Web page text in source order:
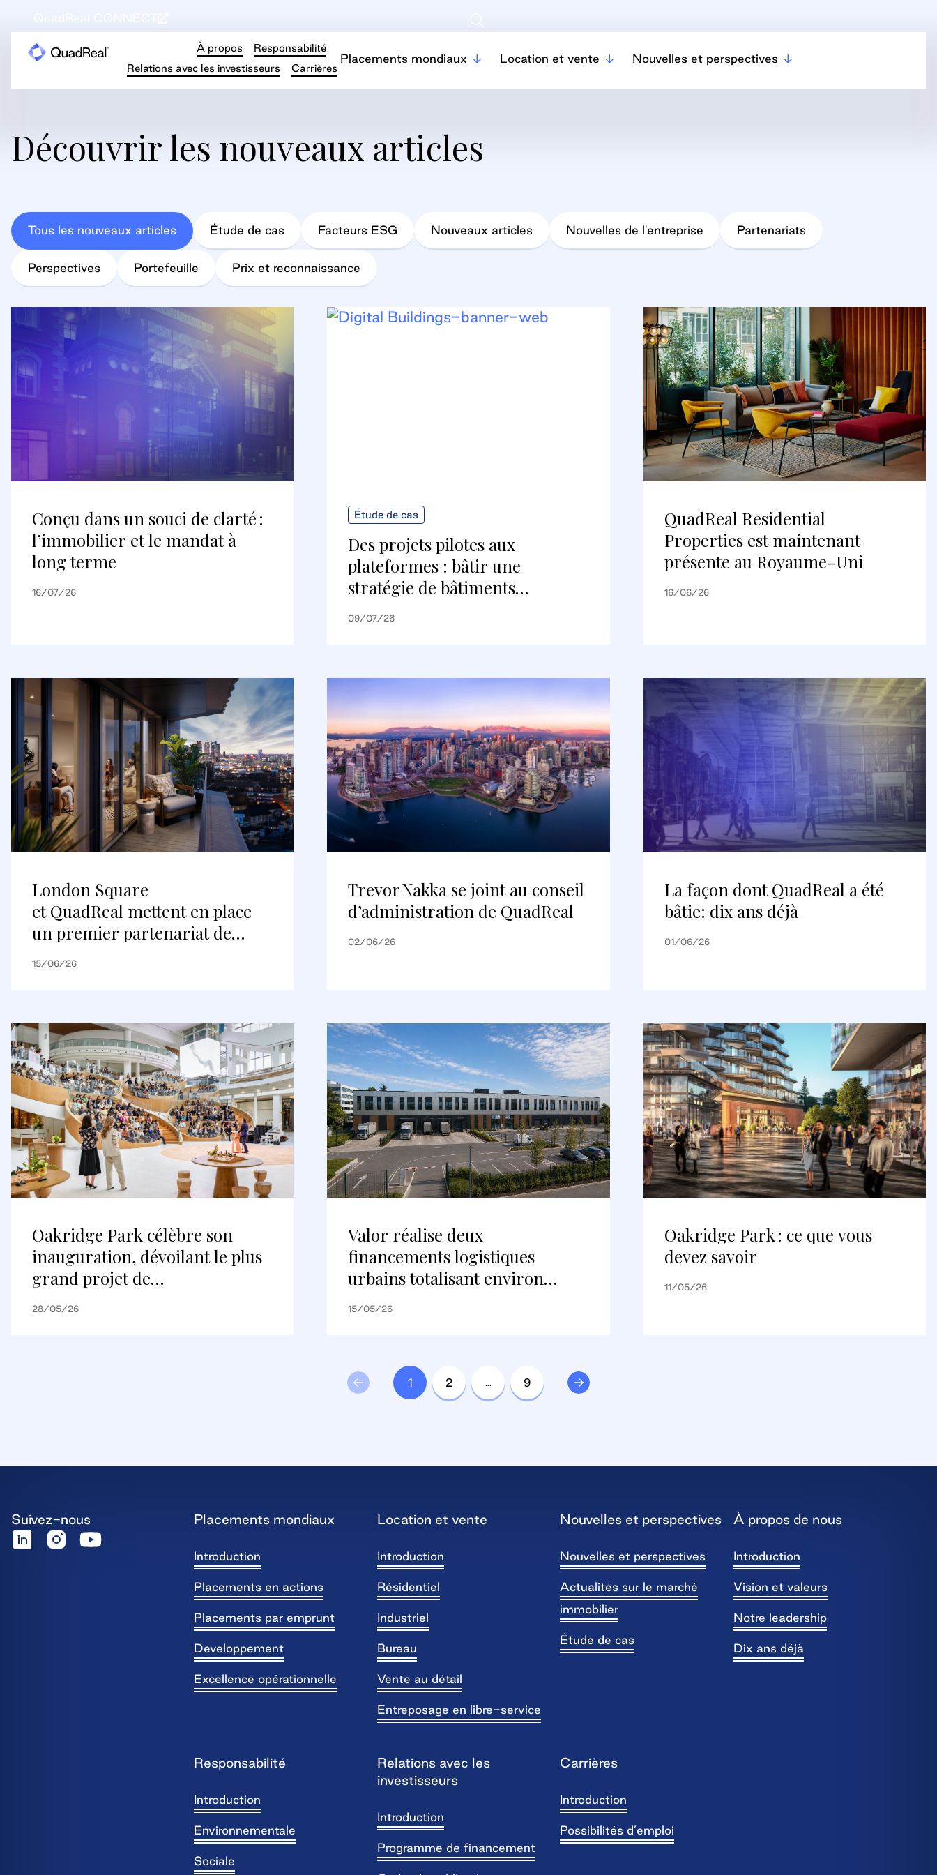
Placements mondiaux Location et vente Nouvelles et perspectives
À propos
Responsabilité
Relations avec les investisseurs
Carrières
Découvrir les nouveaux articles
Tous les nouveaux articles Étude de cas Facteurs ESG Nouveaux articles Nouvelles de l'entreprise Partenariats
Perspectives Portefeuille Prix et reconnaissance
Conçu dans un souci de clarté :
l’immobilier et le mandat à
long terme
16/07/26
Étude de cas
Des projets pilotes aux
plateformes : bâtir une
stratégie de bâtiments
numériques évolutive
09/07/26
QuadReal Residential
Properties est maintenant
présente au Royaume-Uni
16/06/26
London Square
et QuadReal mettent en place
un premier partenariat de
logements construits pour être
15/06/26
Trevor Nakka se joint au conseil
d’administration de QuadReal
02/06/26
La façon dont QuadReal a été
bâtie: dix ans déjà
01/06/26
Oakridge Park célèbre son
inauguration, dévoilant le plus
grand projet de
réaménagement au Canada et
28/05/26
Valor réalise deux
financements logistiques
urbains totalisant environ
148 millions d’euros avec
lyonnais
15/05/26
Oakridge Park : ce que vous
devez savoir
11/05/26
1 2 … 9
Suivez-nous Placements mondiaux
Introduction
Placements en actions
Placements par emprunt
Developpement
Excellence opérationnelle
Location et vente
Introduction
Résidentiel
Industriel
Bureau
Vente au détail
Entreposage en libre-service
Nouvelles et perspectives
Nouvelles et perspectives
Actualités sur le marché
immobilier
Étude de cas
À propos de nous
Introduction
Vision et valeurs
Notre leadership
Dix ans déjà
Responsabilité
Introduction
Environnementale
Sociale
Relations avec les
investisseurs
Introduction
Programme de financement
Carrières
Introduction
Possibilités d’emploi